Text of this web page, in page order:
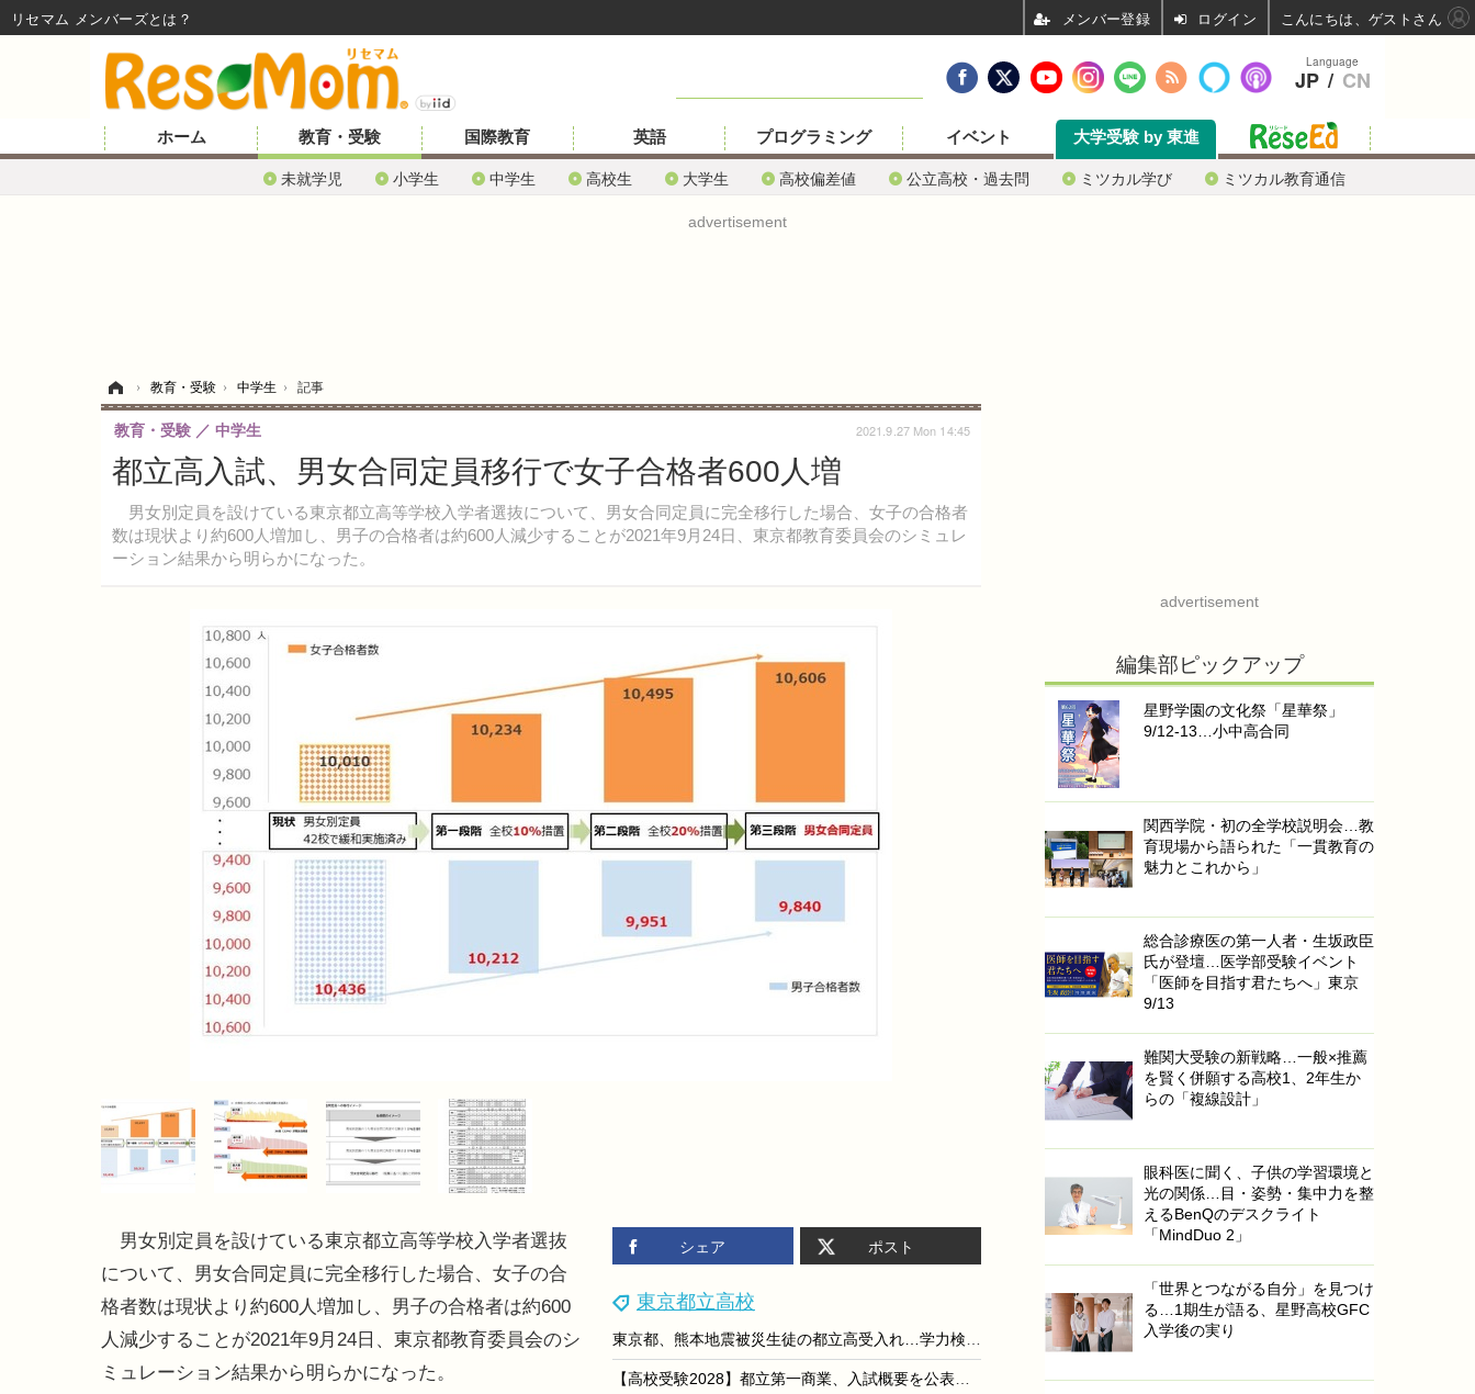
ホーム 教育・受験
未就学児 小学生 中学生 高校生 大学生 高校偏差値 公立高校・過去問 ミツカル学び ミツカル教育通信
国際教育 英語 プログラミング イベント 大学受験 by 東進
advertisement
› 教育・受験 › 中学生 › 記事
都立高入試、男女合同定員移行で女子合格者600人増
男女別定員を設けている東京都立高等学校入学者選抜について、男女合同定員に完全移行した場合、女子の合格者
数は現状より約600人増加し、男子の合格者は約600人減少することが2021年9月24日、東京都教育委員会のシミュレ
ーション結果から明らかになった。
教育・受験 中学生 2021.9.27 Mon 14:45
シェア ポスト
東京都立高校
東京都、熊本地震被災生徒の都立高受入れ…学力検査なし・授業料免除
【高校受験2028】都立第一商業、入試概要を公表…IBコースは英語面接を実施
男女別定員を設けている東京都立高等学校入学者選抜
について、男女合同定員に完全移行した場合、女子の合
格者数は現状より約600人増加し、男子の合格者は約600
人減少することが2021年9月24日、東京都教育委員会のシ
ミュレーション結果から明らかになった。
advertisement
編集部ピックアップ
星野学園の文化祭「星華祭」
9/12-13…小中高合同
関西学院・初の全学校説明会…教
育現場から語られた「一貫教育の
魅力とこれから」
総合診療医の第一人者・生坂政臣
氏が登壇…医学部受験イベント
「医師を目指す君たちへ」東京
9/13
難関大受験の新戦略…一般×推薦
を賢く併願する高校1、2年生か
らの「複線設計」
眼科医に聞く、子供の学習環境と
光の関係…目・姿勢・集中力を整
えるBenQのデスクライト
「MindDuo 2」
「世界とつながる自分」を見つけ
る…1期生が語る、星野高校GFC
入学後の実り
Language
JP / CN
リセマム メンバーズ ログイン こんにちは、ゲストさん